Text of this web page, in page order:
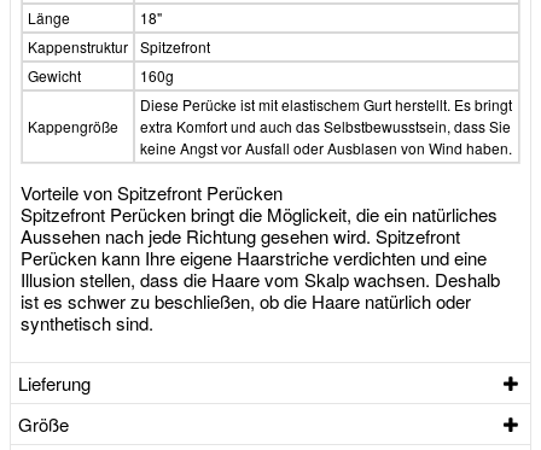
Länge
18"
Kappenstruktur Spitzefront
Gewicht
160g
Kappengröße
Diese Perücke ist mit elastischem Gurt herstellt. Es bringt
extra Komfort und auch das Selbstbewusstsein, dass Sie
keine Angst vor Ausfall oder Ausblasen von Wind haben.
Vorteile von Spitzefront Perücken
Spitzefront Perücken bringt die Möglickeit, die ein natürliches
Aussehen nach jede Richtung gesehen wird. Spitzefront
Perücken kann Ihre eigene Haarstriche verdichten und eine
Illusion stellen, dass die Haare vom Skalp wachsen. Deshalb
ist es schwer zu beschließen, ob die Haare natürlich oder
synthetisch sind.
Lieferung
Größe